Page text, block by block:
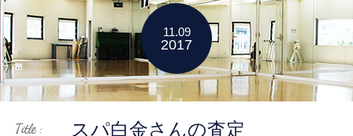
11.09
2017
スパ白金さんの査定